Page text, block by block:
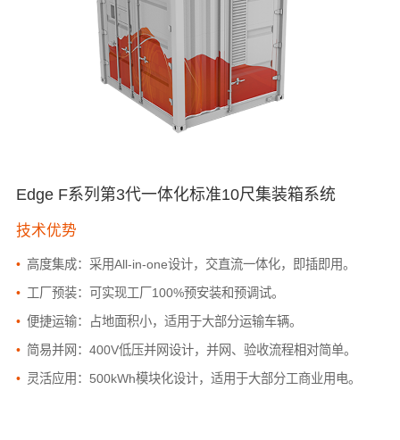
Edge F系列第3代一体化标准10尺集装箱系统
技术优势
• 高度集成：采用All-in-one设计，交直流一体化，即插即用。
• 工厂预装：可实现工厂100%预安装和预调试。
• 便捷运输：占地面积小，适用于大部分运输车辆。
• 简易并网：400V低压并网设计，并网、验收流程相对简单。
• 灵活应用：500kWh模块化设计，适用于大部分工商业用电。